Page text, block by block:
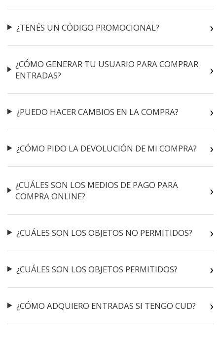
¿TENÉS UN CÓDIGO PROMOCIONAL?
¿CÓMO GENERAR TU USUARIO PARA COMPRAR
ENTRADAS?
¿PUEDO HACER CAMBIOS EN LA COMPRA?
¿CÓMO PIDO LA DEVOLUCIÓN DE MI COMPRA?
¿CUÁLES SON LOS MEDIOS DE PAGO PARA
COMPRA ONLINE?
¿CUÁLES SON LOS OBJETOS NO PERMITIDOS?
¿CUÁLES SON LOS OBJETOS PERMITIDOS?
¿CÓMO ADQUIERO ENTRADAS SI TENGO CUD?